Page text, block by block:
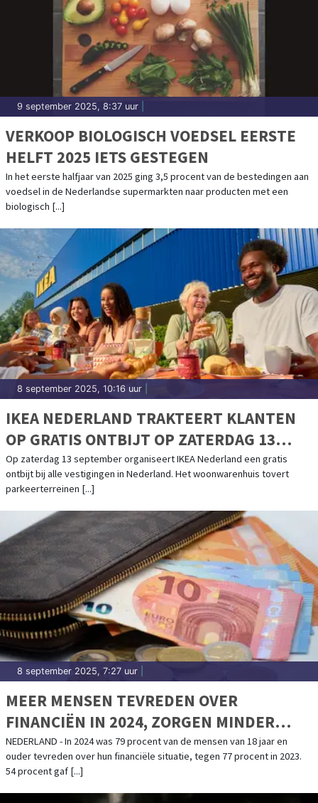
9 september 2025, 8:37 uur
VERKOOP BIOLOGISCH VOEDSEL EERSTE
HELFT 2025 IETS GESTEGEN
In het eerste halfjaar van 2025 ging 3,5 procent van de bestedingen aan
voedsel in de Nederlandse supermarkten naar producten met een
biologisch [...]
8 september 2025, 10:16 uur
IKEA NEDERLAND TRAKTEERT KLANTEN
OP GRATIS ONTBIJT OP ZATERDAG 13
SEPTEMBER
Op zaterdag 13 september organiseert IKEA Nederland een gratis
ontbijt bij alle vestigingen in Nederland. Het woonwarenhuis tovert
parkeerterreinen [...]
8 september 2025, 7:27 uur
MEER MENSEN TEVREDEN OVER
FINANCIËN IN 2024, ZORGEN MINDER
GROOT
NEDERLAND - In 2024 was 79 procent van de mensen van 18 jaar en
ouder tevreden over hun financiële situatie, tegen 77 procent in 2023.
54 procent gaf [...]